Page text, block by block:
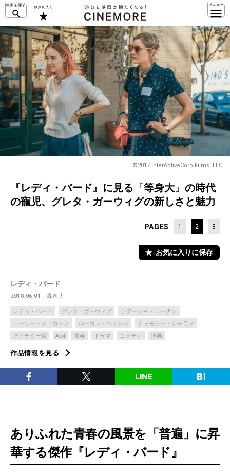
©2017 InterActiveCorp Films, LLC.
『レディ・バード』に見る「等身大」の時代
の寵児、グレタ・ガーウィグの新しさと魅力
PAGES 1 2 3
お気に入りに保存
レディ・バード
2018.06.01 森直人
レディ・バード グレタ・ガーウィグ
シアーシャ・ローナン
ローリー・メトカーフ
ルーカス・ヘッジズ
ティモシー・シャラメ
アカデミー賞
A24 青春 ドラマ コメディ 洋画
作品情報を見る
ありふれた青春の風景を「普遍」に昇
華する傑作『レディ・バード』